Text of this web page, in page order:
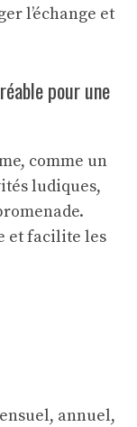
l’échange et
pour une
comme un
ludiques,
et facilite les
annuel,